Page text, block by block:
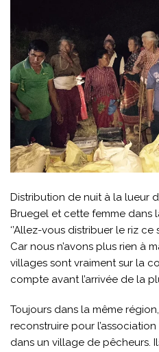
Distribution de nuit à la lueur
Bruegel et cette femme dans
‘’Allez-vous distribuer le riz
Car nous n’avons plus rien à
villages sont vraiment sur la
compte avant l’arrivée de la
Toujours dans la même
reconstruire pour
dans un village de pêcheurs.